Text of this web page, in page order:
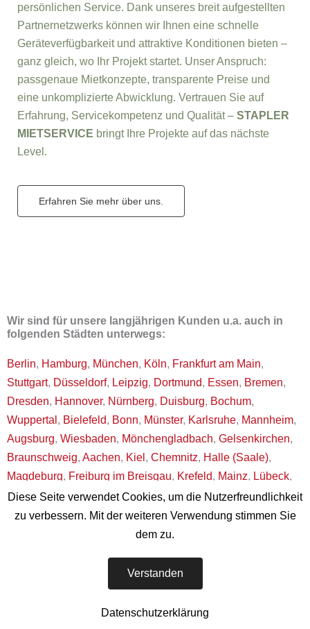
persönlichen Service. Dank unseres breit aufgestellten
Partnernetzwerks können wir Ihnen eine schnelle
Geräteverfügbarkeit und attraktive Konditionen bieten –
ganz gleich, wo Ihr Projekt startet. Unser Anspruch:
passgenaue Mietkonzepte, transparente Preise und
eine unkomplizierte Abwicklung. Vertrauen Sie auf
Erfahrung, Servicekompetenz und Qualität – STAPLER
MIETSERVICE bringt Ihre Projekte auf das nächste
Level.
Erfahren Sie mehr über uns.
Wir sind für unsere langjährigen Kunden u.a. auch in
folgenden Städten unterwegs:
Berlin, Hamburg, München, Köln, Frankfurt am Main,
Stuttgart, Düsseldorf, Leipzig, Dortmund, Essen, Bremen,
Dresden, Hannover, Nürnberg, Duisburg, Bochum,
Wuppertal , Bielefeld, Bonn, Münster, Karlsruhe, Mannheim,
Augsburg, Wiesbaden, Mönchengladbach, Gelsenkirchen,
Braunschweig, Aachen, Kiel , Chemnitz, Halle (Saale),
Magdeburg, Freiburg im Breisgau, Krefeld, Mainz, Lübeck,
Erfurt, Oberhausen,Rostock,Kassel ,Hagen, Saarbrücken,
Potsdam,Hamm ,Ludwigshafen am Rhein,Mülheim an der
Osnabrück,Leverkusen
Offenbach am Main
Pforzheim,Wolfsburg,Göttingen
Koblenz, Bremerhaven,Erlangen
Diese Seite verwendet Cookies, um die Nutzerfreundlichkeit
zu verbessern. Mit der weiteren Verwendung stimmen Sie
dem zu.
Verstanden
Datenschutzerklärung